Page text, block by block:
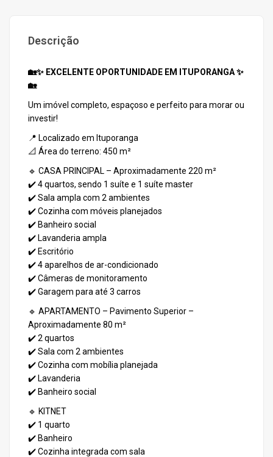
Descrição
🏡✨ EXCELENTE OPORTUNIDADE EM ITUPORANGA ✨
🏡
Um imóvel completo, espaçoso e perfeito para morar ou
investir!
📍 Localizado em Ituporanga
📐 Área do terreno: 450 m²
🔹 CASA PRINCIPAL – Aproximadamente 220 m²
✔️ 4 quartos, sendo 1 suíte e 1 suíte master
✔️ Sala ampla com 2 ambientes
✔️ Cozinha com móveis planejados
✔️ Banheiro social
✔️ Lavanderia ampla
✔️ Escritório
✔️ 4 aparelhos de ar-condicionado
✔️ Câmeras de monitoramento
✔️ Garagem para até 3 carros
🔹 APARTAMENTO – Pavimento Superior –
Aproximadamente 80 m²
✔️ 2 quartos
✔️ Sala com 2 ambientes
✔️ Cozinha com mobília planejada
✔️ Lavanderia
✔️ Banheiro social
🔹 KITNET
✔️ 1 quarto
✔️ Banheiro
✔️ Cozinha integrada com sala